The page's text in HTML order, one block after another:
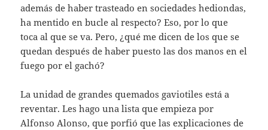
además de haber trasteado en sociedades hediondas,
ha mentido en bucle al respecto? Eso, por lo que
toca al que se va. Pero, ¿qué me dicen de los que se
quedan después de haber puesto las dos manos en el
fuego por el gachó?
La unidad de grandes quemados gaviotiles está a
reventar. Les hago una lista que empieza por
Alfonso Alonso, que porfió que las explicaciones de